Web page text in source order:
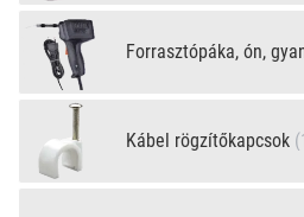
Forrasztópáka, ón,
Kábel rögzítőkapcsok